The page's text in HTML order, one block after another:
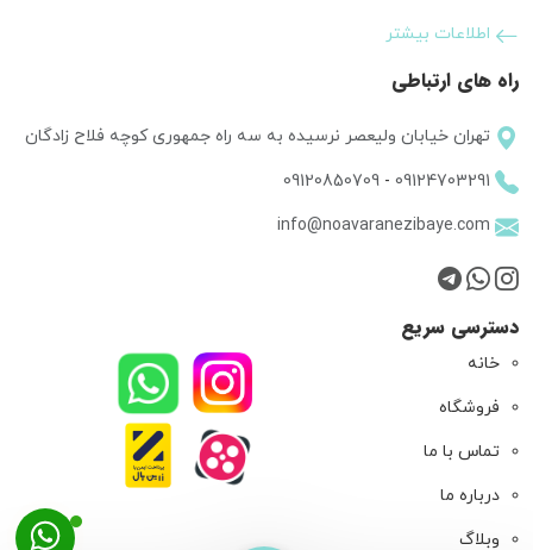
دسترسی سریع
خانه
فروشگاه
تماس با ما
درباره ما
وبلاگ
اطلاعات بیشتر
راه های ارتباطی
تهران خیابان ولیعصر نرسیده به سه راه جمهوری کوچه فلاح زادگان
09124703291
-
09120850709
info@noavaranezibaye.com